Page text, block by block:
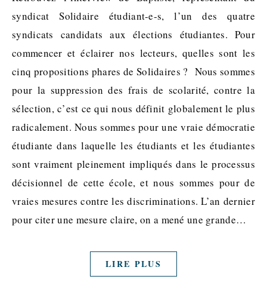
syndicat Solidaire étudiant-e-s, l’un des quatre
syndicats candidats aux élections étudiantes. Pour
commencer et éclairer nos lecteurs, quelles sont les
cinq propositions phares de Solidaires ? Nous sommes
pour la suppression des frais de scolarité, contre la
sélection, c’est ce qui nous définit globalement le plus
radicalement. Nous sommes pour une vraie démocratie
étudiante dans laquelle les étudiants et les étudiantes
sont vraiment pleinement impliqués dans le processus
décisionnel de cette école, et nous sommes pour de
vraies mesures contre les discriminations. L’an dernier
pour citer une mesure claire, on a mené une grande…
LIRE PLUS